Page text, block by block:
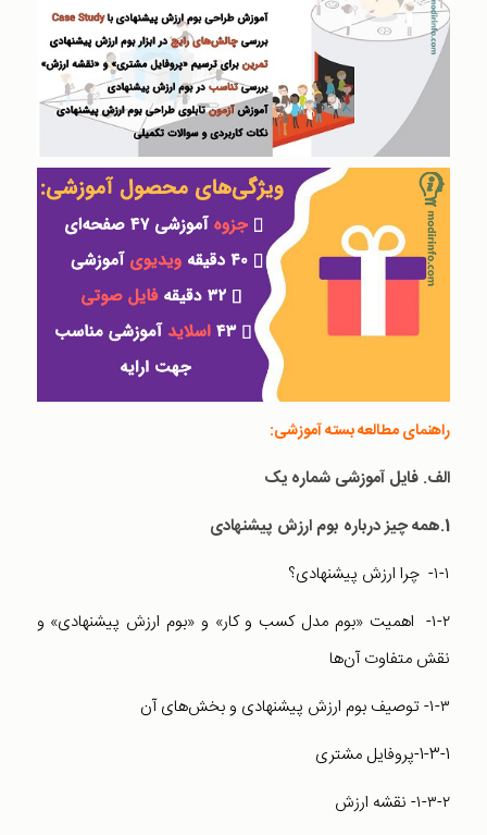
راهنمای مطالعه بسته آموزشی:
الف. فایل آموزشی شماره یک
1.همه چیز درباره بوم ارزش پیشنهادی
۱-۱- چرا ارزش ‌پیشنهادی؟
۱-۲- اهمیت «بوم مدل کسب و کار» و «بوم ارزش پیشنهادی» و
نقش متفاوت آن‌ها
۱-۳- توصیف بوم ارزش پیشنهادی و بخش‌های آن
1-3-1-پروفایل مشتری
۱-۳-۲- نقشه ارزش